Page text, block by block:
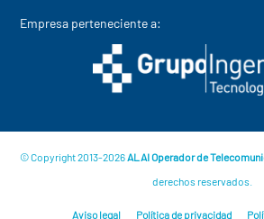
Empresa perteneciente a:
© Copyright 2013-2026ALAI Operador de
derechos reservados.
Aviso legal Política de privacidad